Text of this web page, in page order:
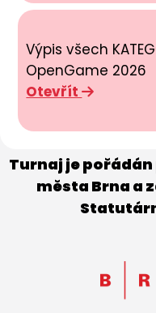
Výpis všech
OpenGame 2026
Otevřít
Turnaj je
města Brna a